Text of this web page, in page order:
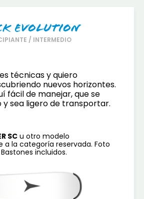
Evolution
/ INTERMEDIO
técnicas y quiero
nuevos horizontes.
fácil de manejar, que se
y sea ligero de transportar.
SC u otro modelo
a la categoría reservada. Foto
incluidos.